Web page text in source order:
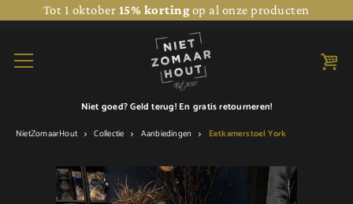
Tot 1 oktober 15% kortingop al onze producten
Niet goed? Geld terug! En gratis retourneren!
NietZomaarHout Collectie Aanbiedingen Eetkamerstoel York